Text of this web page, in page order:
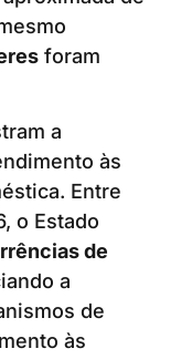
foram
a
às
Entre
o Estado
de
a
de
às